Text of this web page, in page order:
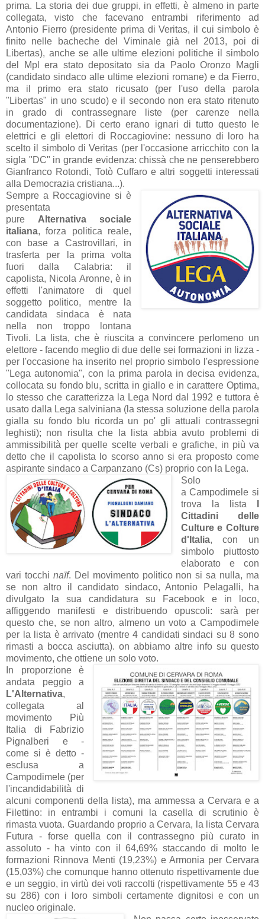
prima. La storia dei due gruppi, in effetti, è almeno in parte
collegata, visto che facevano entrambi riferimento ad
Antonio Fierro (presidente prima di Veritas, il cui simbolo è
finito nelle bacheche del Viminale già nel 2013, poi di
Libertas), anche se alle ultime elezioni politiche il simbolo
del Mpl era stato depositato sia da Paolo Oronzo Magli
(candidato sindaco alle ultime elezioni romane) e da Fierro,
ma il primo era stato ricusato (per l'uso della parola
"Libertas" in uno scudo) e il secondo non era stato ritenuto
in grado di contrassegnare liste (per carenze nella
documentazione). Di certo erano ignari di tutto questo le
elettrici e gli elettori di Roccagiovine: nessuno di loro ha
scelto il simbolo di Veritas (per l'occasione arricchito con la
sigla "DC" in grande evidenza: chissà che ne penserebbero
Gianfranco Rotondi, Totò Cuffaro e altri soggetti interessati
alla Democrazia cristiana...).
Sempre a Roccagiovine si è
presentata
pure Alternativa sociale
italiana, forza politica reale,
con base a Castrovillari, in
trasferta per la prima volta
fuori dalla Calabria: il
capolista, Nicola Aronne, è in
effetti l'animatore di quel
soggetto politico, mentre la
candidata sindaca è nata
nella non troppo lontana
Tivoli. La lista, che è riuscita a convincere perlomeno un
elettore - facendo meglio di due delle sei formazioni in lizza -
per l'occasione ha inserito nel proprio simbolo l'espressione
"Lega autonomia", con la prima parola in decisa evidenza,
collocata su fondo blu, scritta in giallo e in carattere Optima,
lo stesso che caratterizza la Lega Nord dal 1992 e tuttora è
usato dalla Lega salviniana (la stessa soluzione della parola
gialla su fondo blu ricorda un po' gli attuali contrassegni
leghisti); non risulta che la lista abbia avuto problemi di
ammissibilità per quelle scelte verbali e grafiche, in più va
detto che il capolista lo scorso anno si era proposto come
aspirante sindaco a Carpanzano (Cs) proprio con la Lega.
Solo
a Campodimele si
trova la lista
Cittadini delle
Culture e Colture
d'Italia, con un
simbolo piuttosto
elaborato e con
vari tocchi naïf. Del movimento politico non si sa nulla, ma
se non altro il candidato sindaco, Antonio Pelagalli, ha
divulgato la sua candidatura su Facebook e in loco,
affiggendo manifesti e distribuendo opuscoli: sarà per
questo che, se non altro, almeno un voto a Campodimele
per la lista è arrivato (mentre 4 candidati sindaci su 8 sono
rimasti a bocca asciutta). on abbiamo altre info su questo
movimento, che ottiene un solo voto.
In proporzione è
andata peggio a
L'Alternativa,
collegata al
movimento Più
Italia di Fabrizio
Pignalberi e -
come si è detto -
esclusa a
Campodimele (per
l'incandidabilità di
alcuni componenti della lista), ma ammessa a Cervara e a
Filettino: in entrambi i comuni la casella di scrutinio è
rimasta vuota. Guardando proprio a Cervara, la lista Cervara
Futura - forse quella con il contrassegno più curato in
assoluto - ha vinto con il 64,69% staccando di molto le
formazioni Rinnova Menti (19,23%) e Armonia per Cervara
(15,03%) che comunque hanno ottenuto rispettivamente due
e un seggio, in virtù dei voti raccolti (rispettivamente 55 e 43
su 286) con i loro simboli certamente dignitosi e con un
nucleo originale.